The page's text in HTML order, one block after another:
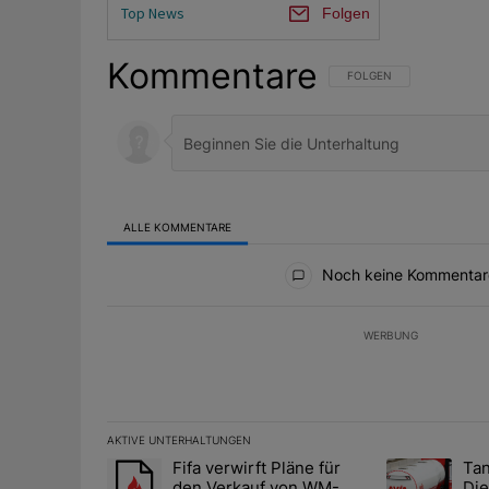
Top News Folgen
Kommentare FOLGE DIESER
FOLGEN
ALLE KOMMENTARE
Noch keine
WERBUNG
AKTIVE UNTERHALTUNGEN
Das Folgende ist eine Liste der am meisten
Ein Trendartikel mit dem Titel "Fifa verwirft Pläne für
Fifa verwirft Pläne für
Ein